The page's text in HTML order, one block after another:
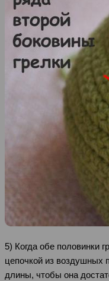
5) Когда обе половинки
цепочкой из воздушных
длины, чтобы она